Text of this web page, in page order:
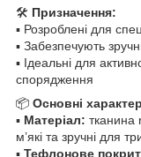
🛠 Призначення:
▪ Розроблені для
▪ Забезпечують
▪ Ідеальні для
спорядження
📦 Основні
▪ Матеріал: тканина
м’які та зручні для
▪ Тефлонове